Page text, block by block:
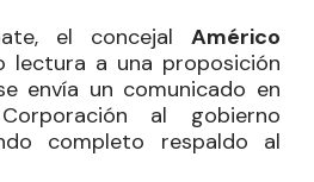
el concejal Américo
lectura a una proposición
envía un comunicado en
al gobierno
completo respaldo al